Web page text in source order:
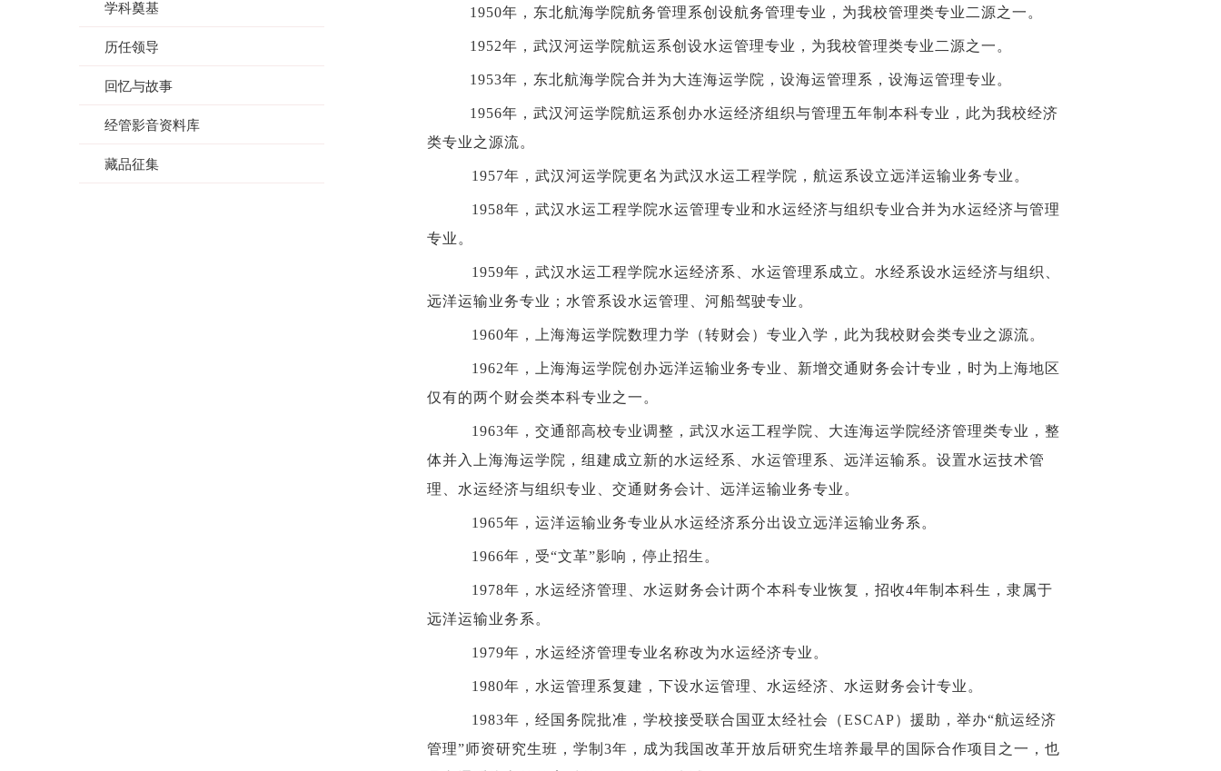
学科奠基
历任领导
回忆与故事
经管影音资料库
藏品征集
1950年，东北航海学院航务管理系创设航务管理专业，为我校管理类专业二源之一。
1952年，武汉河运学院航运系创设水运管理专业，为我校管理类专业二源之一。
1953年，东北航海学院合并为大连海运学院，设海运管理系，设海运管理专业。
1956年，武汉河运学院航运系创办水运经济组织与管理五年制本科专业，此为我校经济
类专业之源流。
1957年，武汉河运学院更名为武汉水运工程学院，航运系设立远洋运输业务专业。
1958年，武汉水运工程学院水运管理专业和水运经济与组织专业合并为水运经济与管理
专业。
1959年，武汉水运工程学院水运经济系、水运管理系成立。水经系设水运经济与组织、
远洋运输业务专业；水管系设水运管理、河船驾驶专业。
1960年，上海海运学院数理力学（转财会）专业入学，此为我校财会类专业之源流。
1962年，上海海运学院创办远洋运输业务专业、新增交通财务会计专业，时为上海地区
仅有的两个财会类本科专业之一。
1963年，交通部高校专业调整，武汉水运工程学院、大连海运学院经济管理类专业，整
体并入上海海运学院，组建成立新的水运经系、水运管理系、远洋运输系。设置水运技术管
理、水运经济与组织专业、交通财务会计、远洋运输业务专业。
1965年，运洋运输业务专业从水运经济系分出设立远洋运输业务系。
1966年，受“文革”影响，停止招生。
1978年，水运经济管理、水运财务会计两个本科专业恢复，招收4年制本科生，隶属于
远洋运输业务系。
1979年，水运经济管理专业名称改为水运经济专业。
1980年，水运管理系复建，下设水运管理、水运经济、水运财务会计专业。
1983年，经国务院批准，学校接受联合国亚太经社会（ESCAP）援助，举办“航运经济
管理”师资研究生班，学制3年，成为我国改革开放后研究生培养最早的国际合作项目之一，也